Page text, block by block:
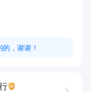
的，谢谢！